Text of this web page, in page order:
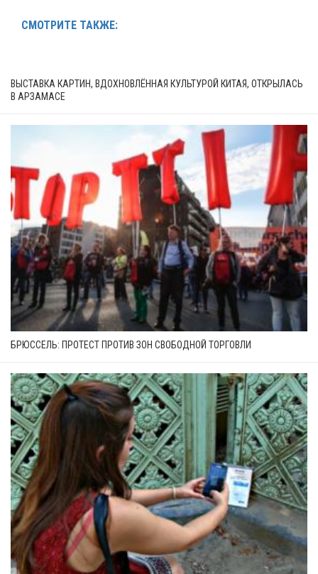
СМОТРИТЕ ТАКЖЕ:
ВЫСТАВКА КАРТИН, ВДОХНОВЛЁННАЯ КУЛЬТУРОЙ КИТАЯ, ОТКРЫЛАСЬ
В АРЗАМАСЕ
БРЮССЕЛЬ: ПРОТЕСТ ПРОТИВ ЗОН СВОБОДНОЙ ТОРГОВЛИ